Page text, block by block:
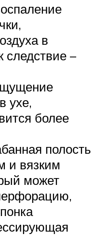
в
следствие –
ухе,
более
полость
и вязким
может